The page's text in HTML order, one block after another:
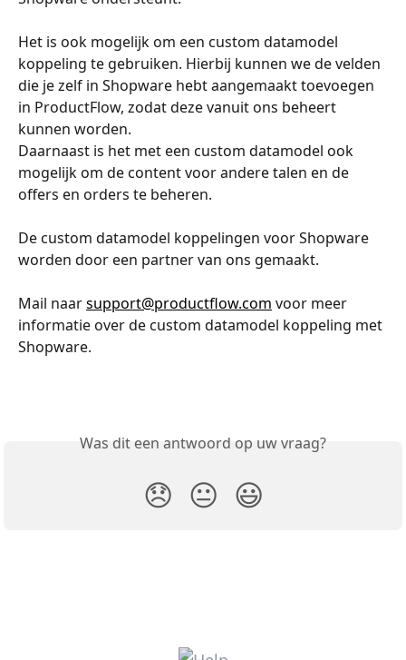
Het is ook mogelijk om een custom datamodel
koppeling te gebruiken. Hierbij kunnen we de velden
die je zelf in Shopware hebt aangemaakt toevoegen
in ProductFlow, zodat deze vanuit ons beheert
kunnen worden.
Daarnaast is het met een custom datamodel ook
mogelijk om de content voor andere talen en de
offers en orders te beheren.
De custom datamodel koppelingen voor Shopware
worden door een partner van ons gemaakt.
Mail naar support@productflow.com voor meer
informatie over de custom datamodel koppeling met
Shopware.
Was dit een antwoord op uw vraag?
😞 😐 😃